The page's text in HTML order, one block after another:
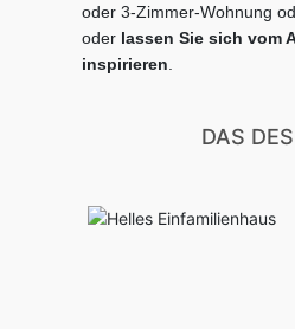
oder 3-Zimmer-Wohnung
oder lassen Sie sich vom
inspirieren
DAS